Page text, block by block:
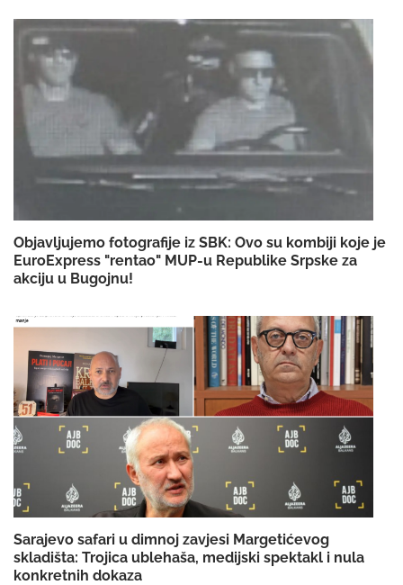
Objavljujemo fotografije iz SBK: Ovo su kombiji koje je
EuroExpress "rentao" MUP-u Republike Srpske za
akciju u Bugojnu!
Sarajevo safari u dimnoj zavjesi Margetićevog
skladišta: Trojica ublehaša, medijski spektakl i nula
konkretnih dokaza